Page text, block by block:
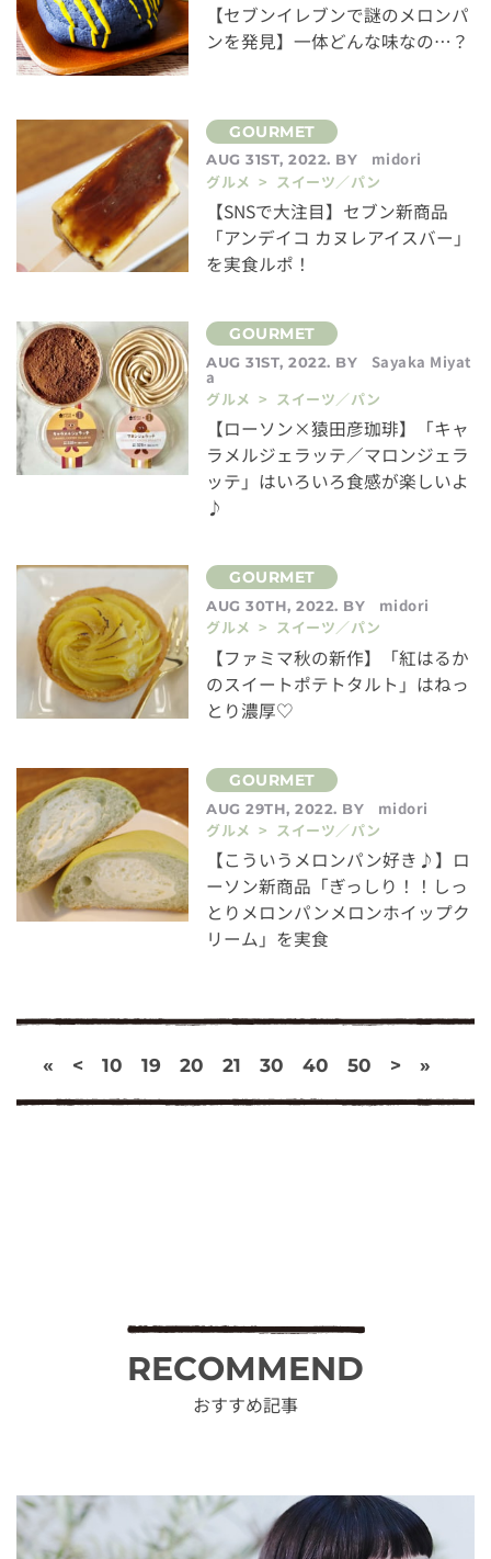
【セブンイレブンで謎のメロンパ
ンを発見】一体どんな味なの…？
AUG 31ST, 2022. BY
midori
グルメ > スイーツ／パン
【SNSで大注目】セブン新商品
「アンデイコ カヌレアイスバー」
を実食ルポ！
AUG 31ST, 2022. BY Sayaka Miyat
a
グルメ > スイーツ／パン
【ローソン×猿田彦珈琲】「キャ
ラメルジェラッテ／マロンジェラ
ッテ」はいろいろ食感が楽しいよ
♪
AUG 30TH, 2022. BY
midori
グルメ > スイーツ／パン
【ファミマ秋の新作】「紅はるか
のスイートポテトタルト」はねっ
とり濃厚♡
AUG 29TH, 2022. BY
midori
グルメ > スイーツ／パン
【こういうメロンパン好き♪】ロ
ーソン新商品「ぎっしり！！しっ
とりメロンパンメロンホイップク
リーム」を実食
« < 10 19 20 21 30 40 50 > »
RECOMMEND
おすすめ記事